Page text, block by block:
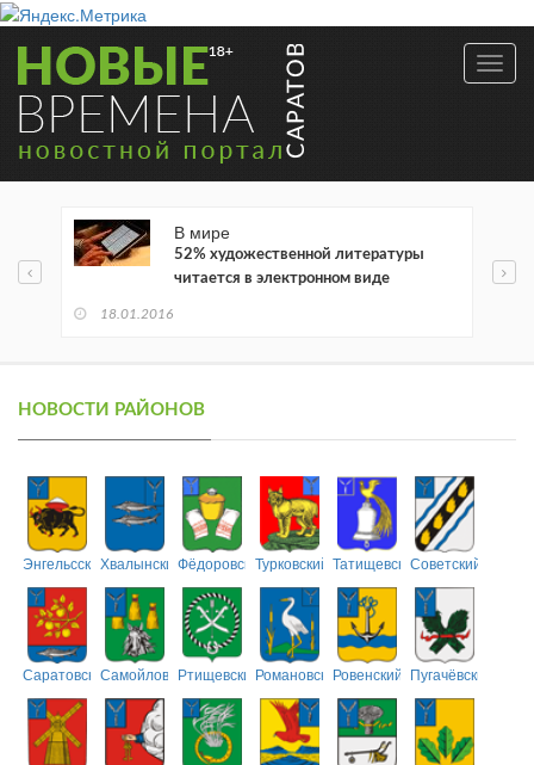
В мире
52% художественной литературы
читается в электронном виде
18.01.2016
НОВОСТИ РАЙОНОВ
ЭнгельсскийХвалынскийФёдоровскийТурковский ТатищевскийСоветский
СаратовскийСамойловскийРтищевскийРомановскийРовенский Пугачёвский